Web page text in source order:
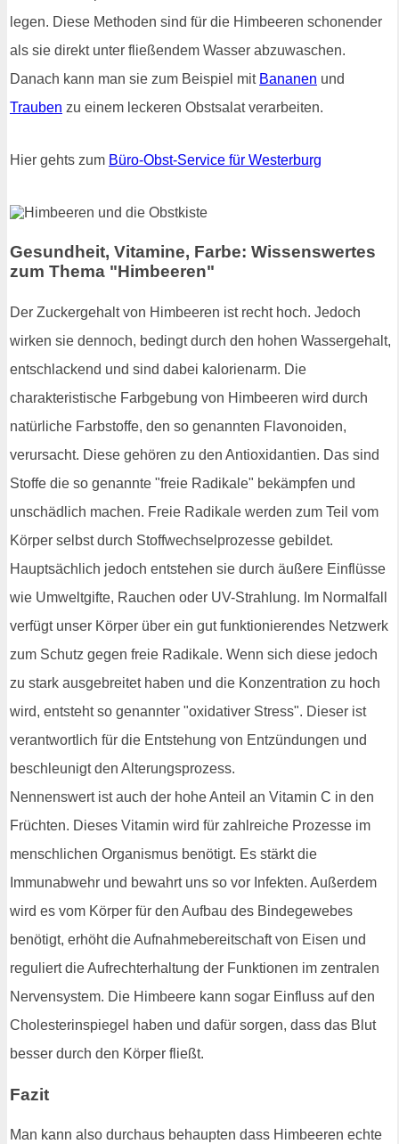
legen. Diese Methoden sind für die Himbeeren schonender
als sie direkt unter fließendem Wasser abzuwaschen.
Danach kann man sie zum Beispiel mit Bananen und
Trauben zu einem leckeren Obstsalat verarbeiten.
Hier gehts zum Büro-Obst-Service für Westerburg
Gesundheit, Vitamine, Farbe: Wissenswertes
zum Thema "Himbeeren"
Der Zuckergehalt von Himbeeren ist recht hoch. Jedoch
wirken sie dennoch, bedingt durch den hohen Wassergehalt,
entschlackend und sind dabei kalorienarm. Die
charakteristische Farbgebung von Himbeeren wird durch
natürliche Farbstoffe, den so genannten Flavonoiden,
verursacht. Diese gehören zu den Antioxidantien. Das sind
Stoffe die so genannte "freie Radikale" bekämpfen und
unschädlich machen. Freie Radikale werden zum Teil vom
Körper selbst durch Stoffwechselprozesse gebildet.
Hauptsächlich jedoch entstehen sie durch äußere Einflüsse
wie Umweltgifte, Rauchen oder UV-Strahlung. Im Normalfall
verfügt unser Körper über ein gut funktionierendes Netzwerk
zum Schutz gegen freie Radikale. Wenn sich diese jedoch
zu stark ausgebreitet haben und die Konzentration zu hoch
wird, entsteht so genannter "oxidativer Stress". Dieser ist
verantwortlich für die Entstehung von Entzündungen und
beschleunigt den Alterungsprozess.
Nennenswert ist auch der hohe Anteil an Vitamin C in den
Früchten. Dieses Vitamin wird für zahlreiche Prozesse im
menschlichen Organismus benötigt. Es stärkt die
Immunabwehr und bewahrt uns so vor Infekten. Außerdem
wird es vom Körper für den Aufbau des Bindegewebes
benötigt, erhöht die Aufnahmebereitschaft von Eisen und
reguliert die Aufrechterhaltung der Funktionen im zentralen
Nervensystem. Die Himbeere kann sogar Einfluss auf den
Cholesterinspiegel haben und dafür sorgen, dass das Blut
besser durch den Körper fließt.
Fazit
Man kann also durchaus behaupten dass Himbeeren echte